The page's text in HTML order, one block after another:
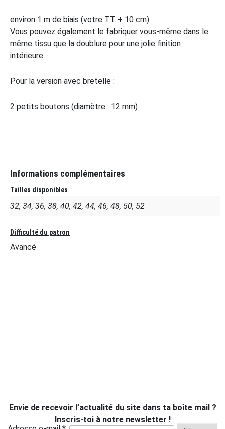
environ 1 m de biais (votre TT + 10 cm)
Vous pouvez également le fabriquer vous-même dans le
même tissu que la doublure pour une jolie finition
intérieure.
Pour la version avec bretelle :
2 petits boutons (diamètre : 12 mm)
Informations complémentaires
Tailles disponibles
32, 34, 36, 38, 40, 42, 44, 46, 48, 50, 52
Difficulté du patron
Avancé
Envie de recevoir l’actualité du site dans ta boîte mail ?
Inscris-toi à notre newsletter !